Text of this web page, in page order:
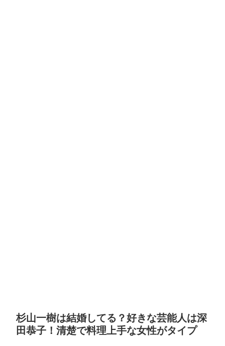
杉山一樹は結婚してる？好きな芸能人は深
田恭子！清楚で料理上手な女性がタイプ